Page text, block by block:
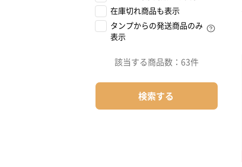
在庫切れ商品も表示
タンプからの発送商品のみ
表示
該当する商品数： 63件
検索する